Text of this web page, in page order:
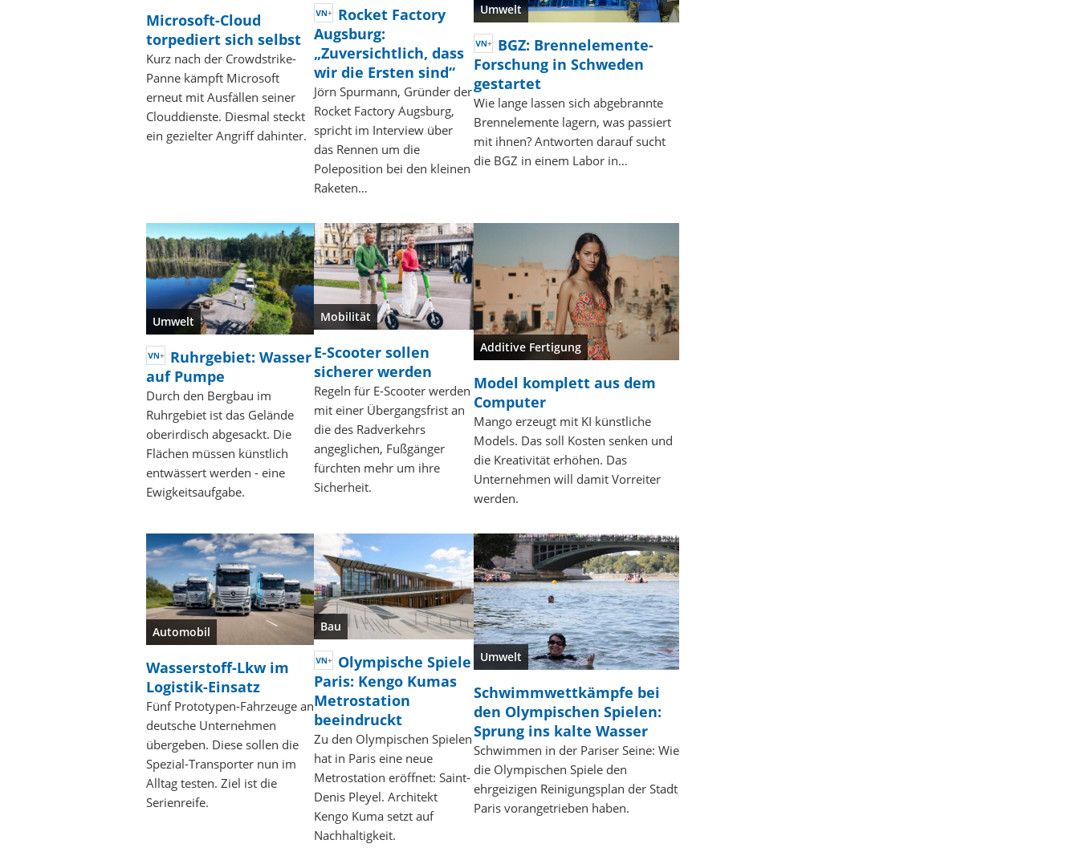
Microsoft-Cloud
torpediert sich selbst
Kurz nach der Crowdstrike-
Panne kämpft Microsoft
erneut mit Ausfällen seiner
Clouddienste. Diesmal steckt
ein gezielter Angriff dahinter.
Rocket Factory
Augsburg:
„Zuversichtlich, dass
wir die Ersten sind“
Jörn Spurmann, Gründer der
Rocket Factory Augsburg,
spricht im Interview über
das Rennen um die
Poleposition bei den kleinen
Raketen…
Umwelt
BGZ: Brennelemente-
Forschung in Schweden
gestartet
Wie lange lassen sich abgebrannte
Brennelemente lagern, was passiert
mit ihnen? Antworten darauf sucht
die BGZ in einem Labor in…
Umwelt
Ruhrgebiet: Wasser
auf Pumpe
Durch den Bergbau im
Ruhrgebiet ist das Gelände
oberirdisch abgesackt. Die
Flächen müssen künstlich
entwässert werden - eine
Ewigkeitsaufgabe.
Mobilität
E-Scooter sollen
sicherer werden
Regeln für E-Scooter werden
mit einer Übergangsfrist an
die des Radverkehrs
angeglichen, Fußgänger
fürchten mehr um ihre
Sicherheit.
Additive Fertigung
Model komplett aus dem
Computer
Mango erzeugt mit KI künstliche
Models. Das soll Kosten senken und
die Kreativität erhöhen. Das
Unternehmen will damit Vorreiter
werden.
Automobil
Wasserstoff-Lkw im
Logistik-Einsatz
Fünf Prototypen-Fahrzeuge an
deutsche Unternehmen
übergeben. Diese sollen die
Spezial-Transporter nun im
Alltag testen. Ziel ist die
Serienreife.
Bau
Olympische Spiele
Paris: Kengo Kumas
Metrostation
beeindruckt
Zu den Olympischen Spielen
hat in Paris eine neue
Metrostation eröffnet: Saint-
Denis Pleyel. Architekt
Kengo Kuma setzt auf
Nachhaltigkeit.
Umwelt
Schwimmwettkämpfe bei
den Olympischen Spielen:
Sprung ins kalte Wasser
Schwimmen in der Pariser Seine: Wie
die Olympischen Spiele den
ehrgeizigen Reinigungsplan der Stadt
Paris vorangetrieben haben.